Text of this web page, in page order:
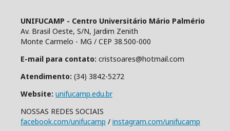
UNIFUCAMP - Centro Universitário Mário Palmério
Av. Brasil Oeste, S/N, Jardim Zenith
Monte Carmelo - MG / CEP 38.500-000
E-mail para contato: cristsoares@hotmail.com
Atendimento: (34) 3842-5272
Website: unifucamp.edu.br
NOSSAS REDES SOCIAIS
facebook.com/unifucamp / instagram.com/unifucamp